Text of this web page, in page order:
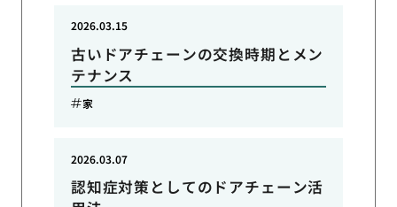
古いドアチェーンの交換時期とメン
テナンス
2026.03.15
家
認知症対策としてのドアチェーン活
2026.03.07